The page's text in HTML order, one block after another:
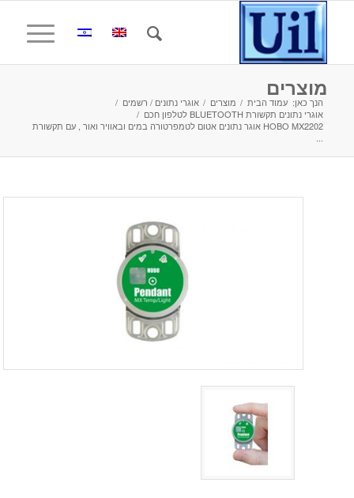
מוצרים
הנך כאן: עמוד הבית / מוצרים / אוגרי נתונים / רשמים /
אוגרי נתונים תקשורת BLUETOOTH לטלפון חכם
/
HOBO MX2202 אוגר נתונים אטום לטמפרטורה במים ובאוויר ואור , עם תקשורת